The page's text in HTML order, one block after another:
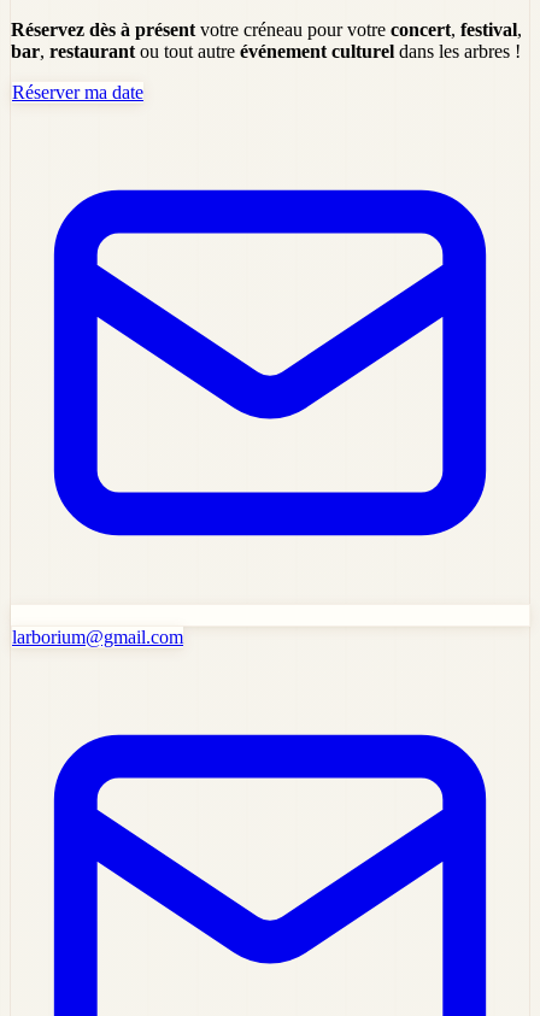
Réservez dès à présent votre créneau pour votre concert, festival,
bar, restaurant ou tout autre événement culturel dans les arbres !
Réserver ma date
larborium@gmail.com